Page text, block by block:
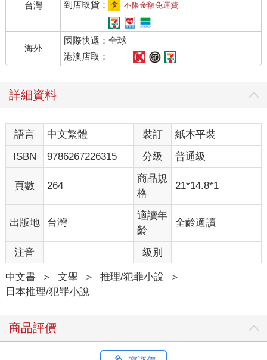
「不是說打高爾夫球一桿進洞，還是打麻將胡到『九蓮寶燈』，
「我不懂。」
明明會去釣金魚，小金對高爾夫球和麻將卻似乎一竅不通。我們
在一起超過一年了，但我去工作時小金到底都在做些什麼，到現
在仍然充滿謎團。總之可以確定的是，她閒到不行。
「聽起來不像是那樣耶。」
雜木林逐漸變得稀疏開闊，看來目的地近了。這麼一想，再看看
地面，四處掉落著寶特瓶之類的垃圾。應該是來探祕的人留下的
垃圾，真沒公德心。不過，我們也半斤八兩就是了。
「那個大叔說是從來沒看過的魚。他說那種魚全身滑溜溜的，不
然就是全身布滿尖刺。」
「或許吧。然後，那個大叔的朋友真的釣到了。那朋友當時只覺
得這魚好恐怖，連忙放了回去。」
「對。」
又前進了一段距離，陽光消失了。是進入山背處了吧。陰暗的暮
色陡地籠罩上來，樹木失去了色彩。我停止跟小金閒聊。陌生的
鳥啼聲在某處作響。
「死因是什麼？」
我問。這是最重要的一點。
類。」
小金瞄了我一眼，又拿樹枝戳草叢：
台灣
到店取貨：
不限金額免運費
海外
國際快遞：全球
港澳店取：
詳細資料
語言 中文繁體 裝訂
紙本平裝
ISBN
9786267226315 分級 普通級
頁數 264
商品規
格
21*14.8*1
出版地 台灣
適讀年
齡
全齡適讀
注音 級別
中文書 ＞ 文學 ＞ 推理/犯罪小說
＞
日本推理/犯罪小說
商品評價